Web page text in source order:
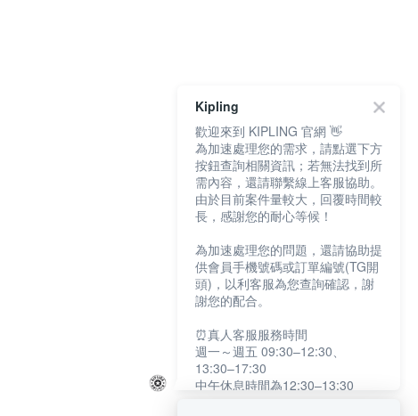
Kipling
歡迎來到 KIPLING 官網 👋
為加速處理您的需求，請點選下方
按鈕查詢相關資訊；若無法找到所
需內容，還請聯繫線上客服協助。
由於目前案件量較大，回覆時間較
長，感謝您的耐心等候！
為加速處理您的問題，還請協助提
供會員手機號碼或訂單編號(TG開
頭)，以利客服為您查詢確認，謝
謝您的配合。
⏰真人客服服務時間
週一～週五 09:30–12:30、
13:30–17:30
中午休息時間為12:30–13:30